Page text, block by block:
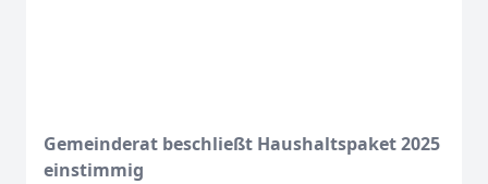
Gemeinderat beschließt Haushaltspaket 2025
einstimmig